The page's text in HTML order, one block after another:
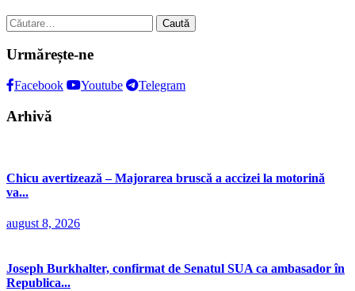
Caută
după:
Urmărește-ne
Facebook Youtube Telegram
Arhivă
Chicu avertizează – Majorarea bruscă a accizei la motorină
va...
august 8, 2026
Joseph Burkhalter, confirmat de Senatul SUA ca ambasador în
Republica...